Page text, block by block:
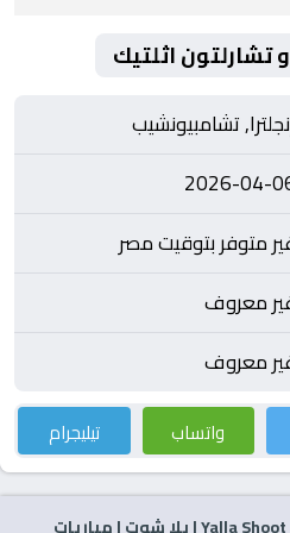
تشارلتون اثلتيك
تشامبيونشيب
2026-04-
متوفر بتوقيت مصر
معروف
معروف
واتساب تيليجرام